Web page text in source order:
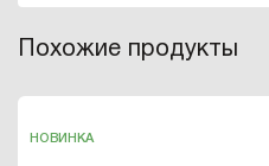
Похожие продукты
НОВИНКА